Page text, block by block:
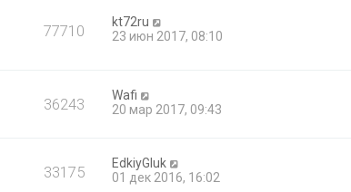
77710
kt72ru
23 июн 2017, 08:10
36243
Wafi
20 мар 2017, 09:43
33175
EdkiyGluk
01 дек 2016, 16:02